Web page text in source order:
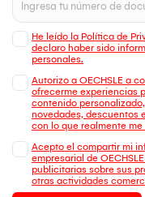
He leído la Política de
declaro haber sido
personales.
Autorizo a OECHSLE a
ofrecerme experiencias
contenido
novedades, descuentos
con lo que realmente me
Acepto el compartir mi
empresarial de
publicitarias sobre sus
otras actividades